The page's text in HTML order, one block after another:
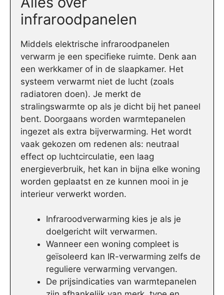
infraroodpanelen
Middels elektrische infraroodpanelen
verwarm je een specifieke ruimte. Denk aan
een werkkamer of in de slaapkamer. Het
systeem verwarmt niet de lucht (zoals
radiatoren doen). Je merkt de
stralingswarmte op als je dicht bij het paneel
bent. Doorgaans worden warmtepanelen
ingezet als extra bijverwarming. Het wordt
vaak gekozen om redenen als: neutraal
effect op luchtcirculatie, een laag
energieverbruik, het kan in bijna elke woning
worden geplaatst en ze kunnen mooi in je
interieur verwerkt worden.
Infraroodverwarming kies je als je
doelgericht wilt verwarmen.
Wanneer een woning compleet is
geïsoleerd kan IR-verwarming zelfs de
reguliere verwarming vervangen.
De prijsindicaties van warmtepanelen